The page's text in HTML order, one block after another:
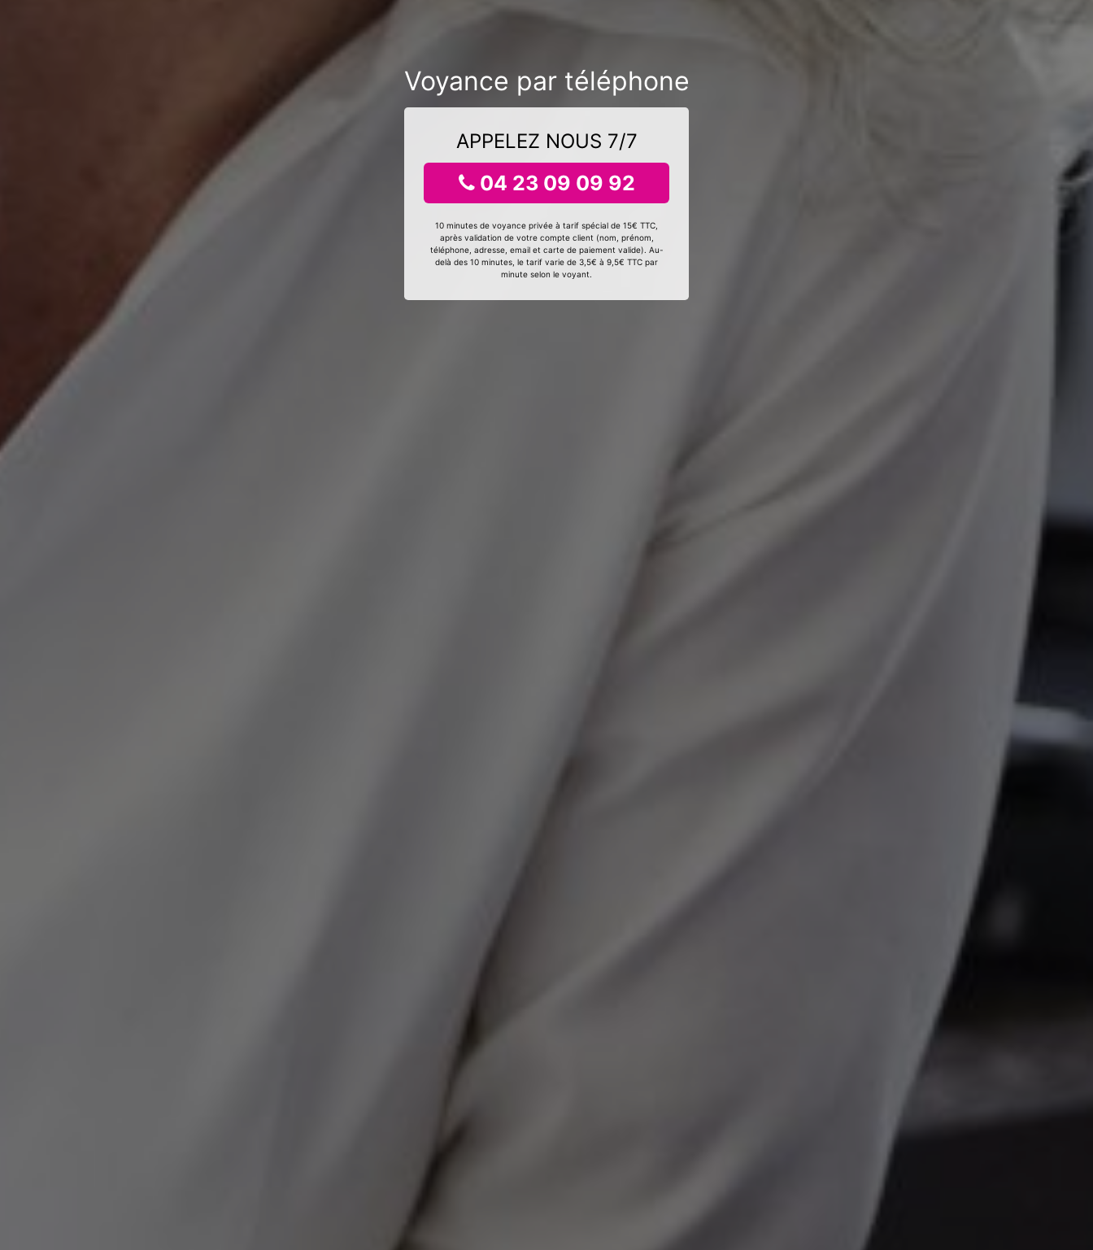
Voyance par téléphone
APPELEZ NOUS 7/7
04 23 09 09 92
10 minutes de voyance privée à tarif spécial de 15€ TTC,
après validation de votre compte client (nom, prénom,
téléphone, adresse, email et carte de paiement valide). Au-
delà des 10 minutes, le tarif varie de 3,5€ à 9,5€ TTC par
minute selon le voyant.